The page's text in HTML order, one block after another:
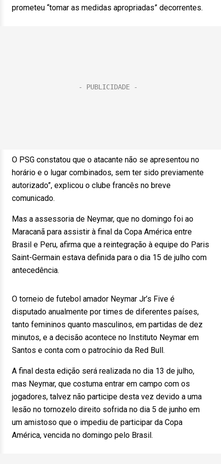
prometeu “tomar as medidas apropriadas” decorrentes.
O PSG constatou que o atacante não se apresentou no
horário e o lugar combinados, sem ter sido previamente
autorizado”, explicou o clube francês no breve
comunicado.
Mas a assessoria de Neymar, que no domingo foi ao
Maracanã para assistir à final da Copa América entre
Brasil e Peru, afirma que a reintegração à equipe do Paris
Saint-Germain estava definida para o dia 15 de julho com
antecedência.
O torneio de futebol amador Neymar Jr’s Five é
disputado anualmente por times de diferentes países,
tanto femininos quanto masculinos, em partidas de dez
minutos, e a decisão acontece no Instituto Neymar em
Santos e conta com o patrocínio da Red Bull.
A final desta edição será realizada no dia 13 de julho,
mas Neymar, que costuma entrar em campo com os
jogadores, talvez não participe desta vez devido a uma
lesão no tornozelo direito sofrida no dia 5 de junho em
um amistoso que o impediu de participar da Copa
América, vencida no domingo pelo Brasil.